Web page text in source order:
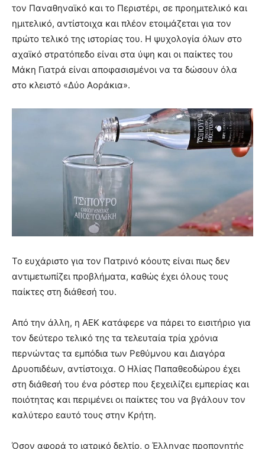
τον Παναθηναϊκό και το Περιστέρι, σε προημιτελικό και
ημιτελικό, αντίστοιχα και πλέον ετοιμάζεται για τον
πρώτο τελικό της ιστορίας του. Η ψυχολογία όλων στο
αχαϊκό στρατόπεδο είναι στα ύψη και οι παίκτες του
Μάκη Γιατρά είναι αποφασισμένοι να τα δώσουν όλα
στο κλειστό «Δύο Αοράκια».
Το ευχάριστο για τον Πατρινό κόουτς είναι πως δεν
αντιμετωπίζει προβλήματα, καθώς έχει όλους τους
παίκτες στη διάθεσή του.
Από την άλλη, η ΑΕΚ κατάφερε να πάρει το εισιτήριο για
τον δεύτερο τελικό της τα τελευταία τρία χρόνια
περνώντας τα εμπόδια των Ρεθύμνου και Διαγόρα
Δρυοπιδέων, αντίστοιχα. Ο Ηλίας Παπαθεοδώρου έχει
στη διάθεσή του ένα ρόστερ που ξεχειλίζει εμπερίας και
ποιότητας και περιμένει οι παίκτες του να βγάλουν τον
καλύτερο εαυτό τους στην Κρήτη.
Όσον αφορά το ιατρικό δελτίο, ο Έλληνας προπονητής